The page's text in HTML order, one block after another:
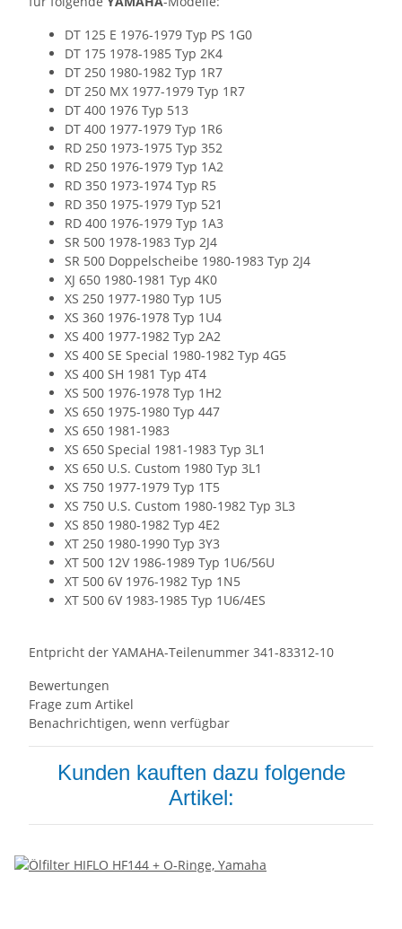
DT 125 E 1976-1979 Typ PS 1G0
DT 175 1978-1985 Typ 2K4
DT 250 1980-1982 Typ 1R7
DT 250 MX 1977-1979 Typ 1R7
DT 400 1976 Typ 513
DT 400 1977-1979 Typ 1R6
RD 250 1973-1975 Typ 352
RD 250 1976-1979 Typ 1A2
RD 350 1973-1974 Typ R5
RD 350 1975-1979 Typ 521
RD 400 1976-1979 Typ 1A3
SR 500 1978-1983 Typ 2J4
SR 500 Doppelscheibe 1980-1983 Typ 2J4
XJ 650 1980-1981 Typ 4K0
XS 250 1977-1980 Typ 1U5
XS 360 1976-1978 Typ 1U4
XS 400 1977-1982 Typ 2A2
XS 400 SE Special 1980-1982 Typ 4G5
XS 400 SH 1981 Typ 4T4
XS 500 1976-1978 Typ 1H2
XS 650 1975-1980 Typ 447
XS 650 1981-1983
XS 650 Special 1981-1983 Typ 3L1
XS 650 U.S. Custom 1980 Typ 3L1
XS 750 1977-1979 Typ 1T5
XS 750 U.S. Custom 1980-1982 Typ 3L3
XS 850 1980-1982 Typ 4E2
XT 250 1980-1990 Typ 3Y3
XT 500 12V 1986-1989 Typ 1U6/56U
XT 500 6V 1976-1982 Typ 1N5
XT 500 6V 1983-1985 Typ 1U6/4ES
Entpricht der YAMAHA-Teilenummer 341-83312-10
Bewertungen
Frage zum Artikel
Benachrichtigen, wenn verfügbar
Kunden kauften dazu folgende
Artikel: